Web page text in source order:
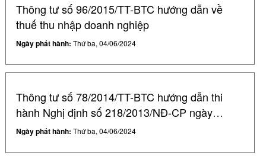
Thông tư số 96/2015/TT-BTC hướng dẫn về
thuế thu nhập doanh nghiệp
Ngày phát hành: Thứ ba, 04/06/2024
Thông tư số 78/2014/TT-BTC hướng dẫn thi
hành Nghị định số 218/2013/NĐ-CP ngày
26/12/2013...
Ngày phát hành: Thứ ba, 04/06/2024